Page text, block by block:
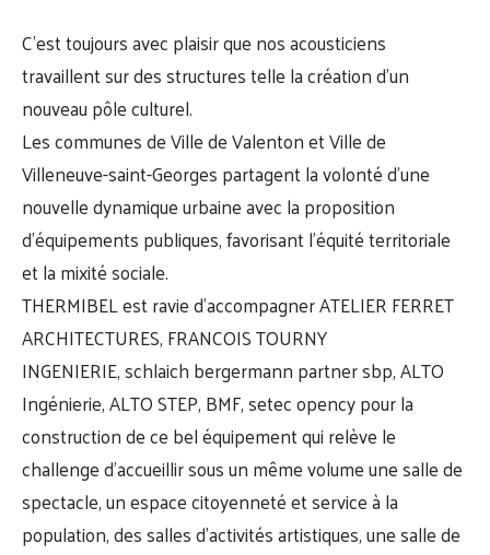
C’est toujours avec plaisir que nos acousticiens
travaillent sur des structures telle la création d’un
nouveau pôle culturel.
Les communes deVille de ValentonetVille de
Villeneuve-saint-Georges partagent la volonté d’une
nouvelle dynamique urbaine avec la proposition
d’équipements publiques, favorisant l’équité territoriale
et la mixité sociale.
THERMIBELest ravie d’accompagnerATELIER FERRET
ARCHITECTURES, FRANCOIS TOURNY
INGENIERIE,schlaich bergermann partner sbp,ALTO
Ingénierie,ALTO STEP, BMF,setec opencypour la
construction de ce bel équipement qui relève le
challenge d’accueillir sous un même volume une salle de
spectacle, un espace citoyenneté et service à la
population, des salles d’activités artistiques, une salle de